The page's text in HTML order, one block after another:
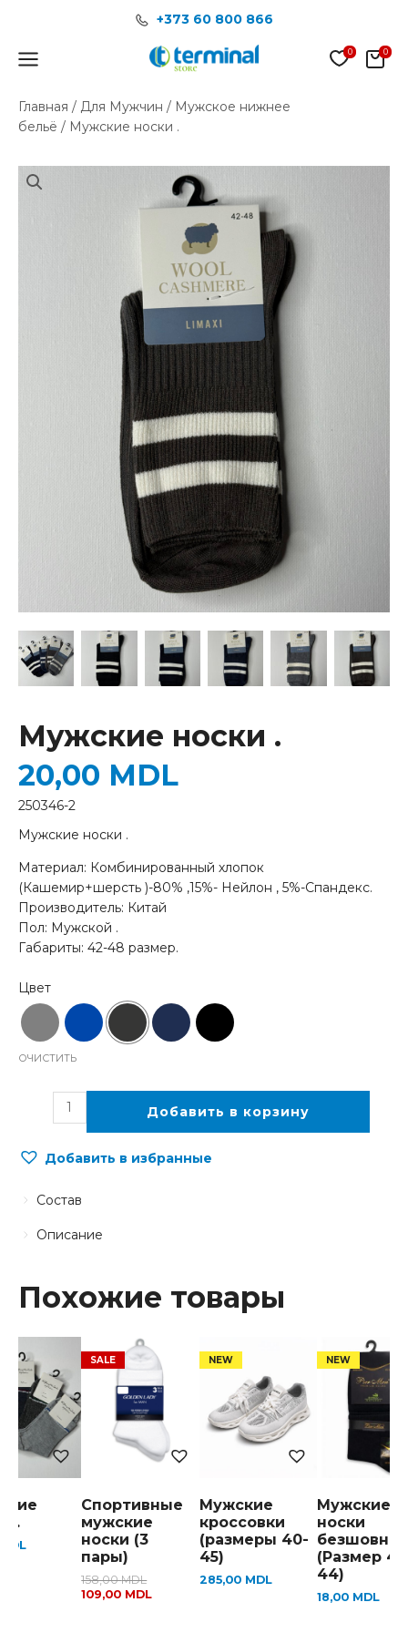
содержимому
+373 60 800 866
Main
Главная / Для Мужчин / Мужское нижнее
бельё / Мужские носки .
Мужские носки .
Мужские носки .
Материал: Комбинированный хлопок
(Кашемир+шерсть )-80% ,15%- Нейлон , 5%-Спандекс.
Производитель: Китай
Пол: Мужской .
Габариты: 42-48 размер.
20,00 MDL
ОЧИСТИТЬ
товара
Мужские
Добавить в корзину
Добавить в избранные
250346-2
Описание
Состав
Похожие товары
.
Спортивные
мужские
носки (3
пары)
158,00MDL
109,00 MDL
Мужские
кроссовки
(размеры 40-
45)
285,00 MDL
Мужские
носки
(Размер
44)
18,00 MDL